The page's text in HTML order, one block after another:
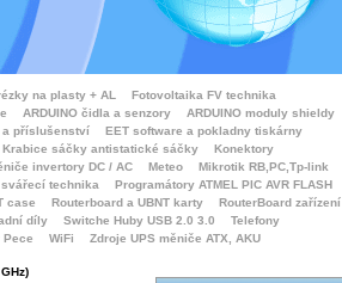
na plasty + AL
Fotovoltaika FV technika
ARDUINO čidla a senzory
ARDUINO moduly shieldy
a příslušenství
EET software a pokladny tiskárny
Krabice sáčky antistatické sáčky
Konektory
invertory DC / AC Meteo
Mikrotik RB,PC,Tp-link
technika
Programátory ATMEL PIC AVR FLASH
case Routerboard a UBNT karty
RouterBoard zařízení
díly Switche Huby USB 2.0 3.0
Telefony
Pece WiFi Zdroje UPS měniče ATX, AKU